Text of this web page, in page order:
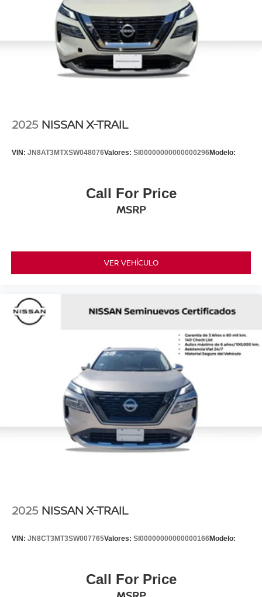
2025 NISSAN X-TRAIL
VIN: JN8AT3MTXSW048076Valores: SI00000000000000296Modelo:
Call For Price
MSRP
VER VEHÍCULO
2025 NISSAN X-TRAIL
VIN: JN8CT3MT3SW007765Valores: SI00000000000000166Modelo:
Call For Price